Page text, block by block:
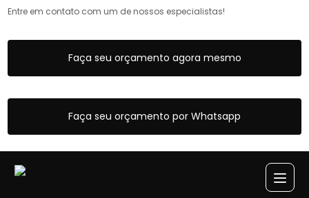
Entre em contato com um de nossos especialistas!
Faça seu orçamento agora mesmo
Faça seu orçamento por Whatsapp